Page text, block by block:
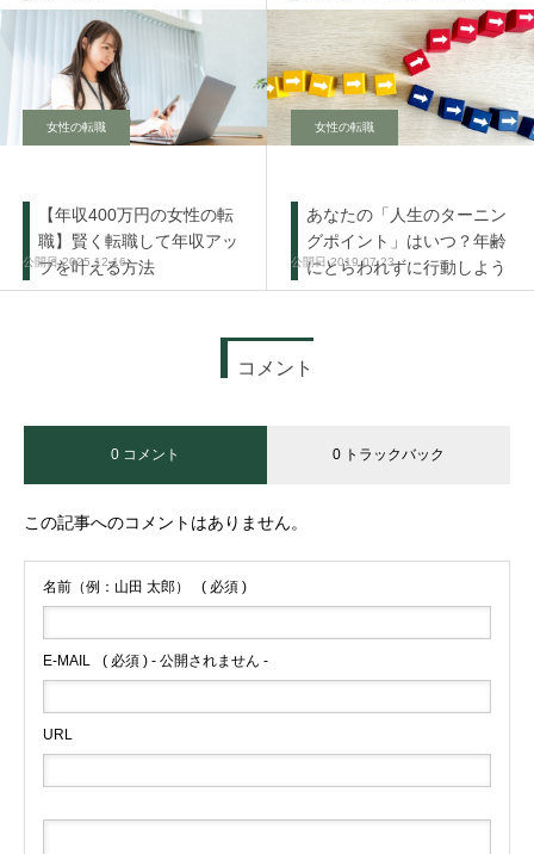
女性の転職
【年収400万円の女性の転
職】賢く転職して年収アッ
プを叶える方法
2025.12.16
女性の転職
あなたの「人生のターニン
グポイント」はいつ？年齢
にとらわれずに行動しよう
2019.07.23
コメント
0 コメント 0 トラックバック
この記事へのコメントはありません。
名前（例：山田 太郎） ( 必須 )
E-MAIL ( 必須 ) - 公開されません -
URL